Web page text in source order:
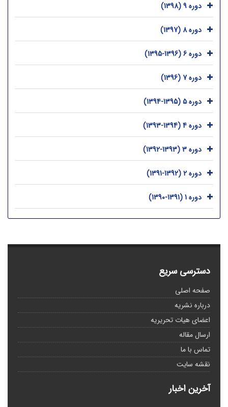
دوره 9 (1398)
دوره 8 (1397)
دوره 6 (1396-1395)
دوره 7 (1396)
دوره 5 (1395-1394)
دوره 4 (1394-1393)
دوره 3 (1393-1392)
دوره 2 (1392-1391)
دوره 1 (1391-1390)
دسترسی سریع
صفحه اصلی
درباره نشریه
اعضای هیات تحریریه
ارسال مقاله
تماس با ما
نقشه سایت
آخرین اخبار